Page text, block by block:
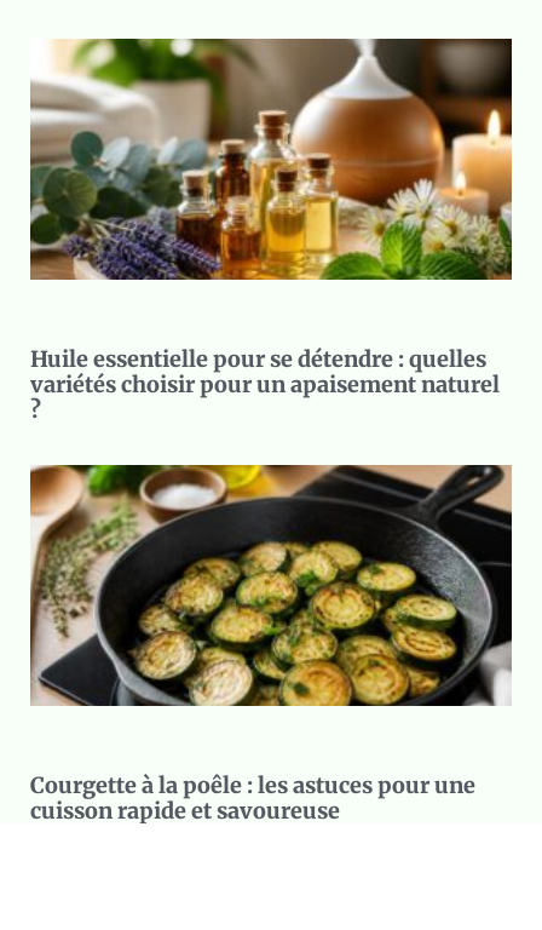
Huile essentielle pour se détendre : quelles
variétés choisir pour un apaisement naturel
?
Courgette à la poêle : les astuces pour une
cuisson rapide et savoureuse